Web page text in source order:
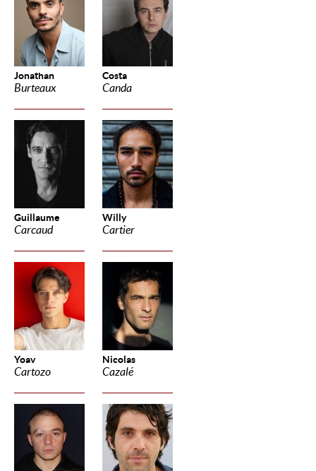
Jonathan
Burteaux
Costa
Canda
Guillaume
Carcaud
Willy
Cartier
Yoav
Cartozo
Nicolas
Cazalé